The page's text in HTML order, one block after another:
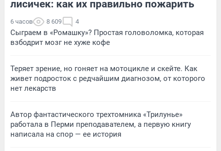
лисичек: как их правильно пожарить
6 часов 8 609 4
Сыграем в «Ромашку»? Простая головоломка, которая
взбодрит мозг не хуже кофе
Теряет зрение, но гоняет на мотоцикле и скейте. Как
живет подросток с редчайшим диагнозом, от которого
нет лекарств
Автор фантастического трехтомника «Трилунье»
работала в Перми преподавателем, а первую книгу
написала на спор — ее история